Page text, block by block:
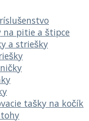
na pitie a štipce
a striešky
tašky na kočík